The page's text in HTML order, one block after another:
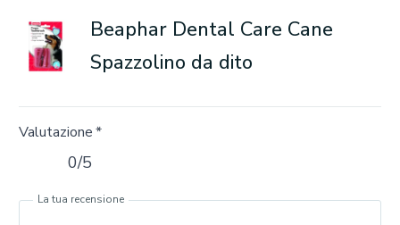
Beaphar Dental Care Cane
Spazzolino da dito
Valutazione*
0/5
La tua recensione